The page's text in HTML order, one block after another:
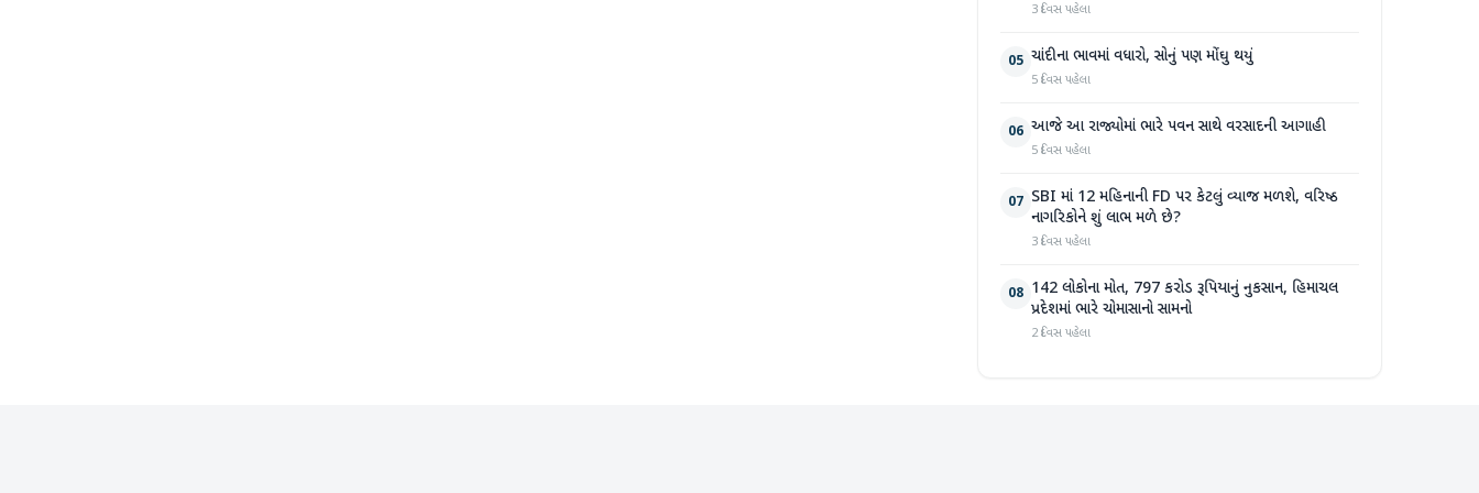
3 દિવસ પહેલા
05 ચાંદીના ભાવમાં વધારો, સોનું પણ મોંઘુ થયું
5 દિવસ પહેલા
06 આજે આ રાજ્યોમાં ભારે પવન સાથે વરસાદની આગાહી
5 દિવસ પહેલા
07 SBI માં 12 મહિનાની FD પર કેટલું વ્યાજ મળશે, વરિષ્ઠ
નાગરિકોને શું લાભ મળે છે?
3 દિવસ પહેલા
08 142 લોકોના મોત, 797 કરોડ રૂપિયાનું નુકસાન, હિમાચલ
પ્રદેશમાં ભારે ચોમાસાનો સામનો
2 દિવસ પહેલા